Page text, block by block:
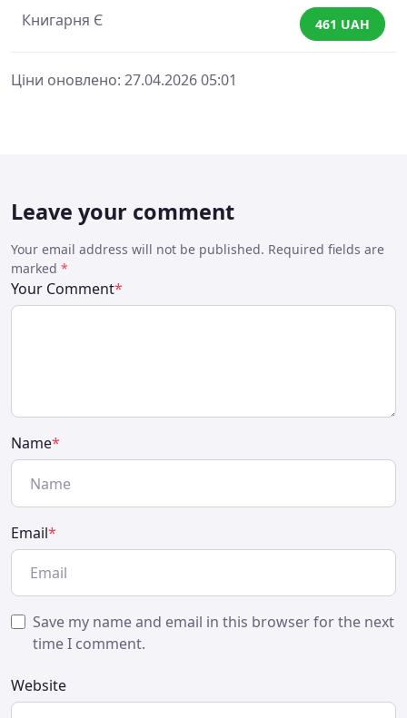
Книгарня Є 461 UAH
Ціни оновлено: 27.04.2026 05:01
Leave your comment
Your email address will not be published. Required fields are
marked *
Your Comment*
Name*
Email*
Save my name and email in this browser for the next
time I comment.
Website